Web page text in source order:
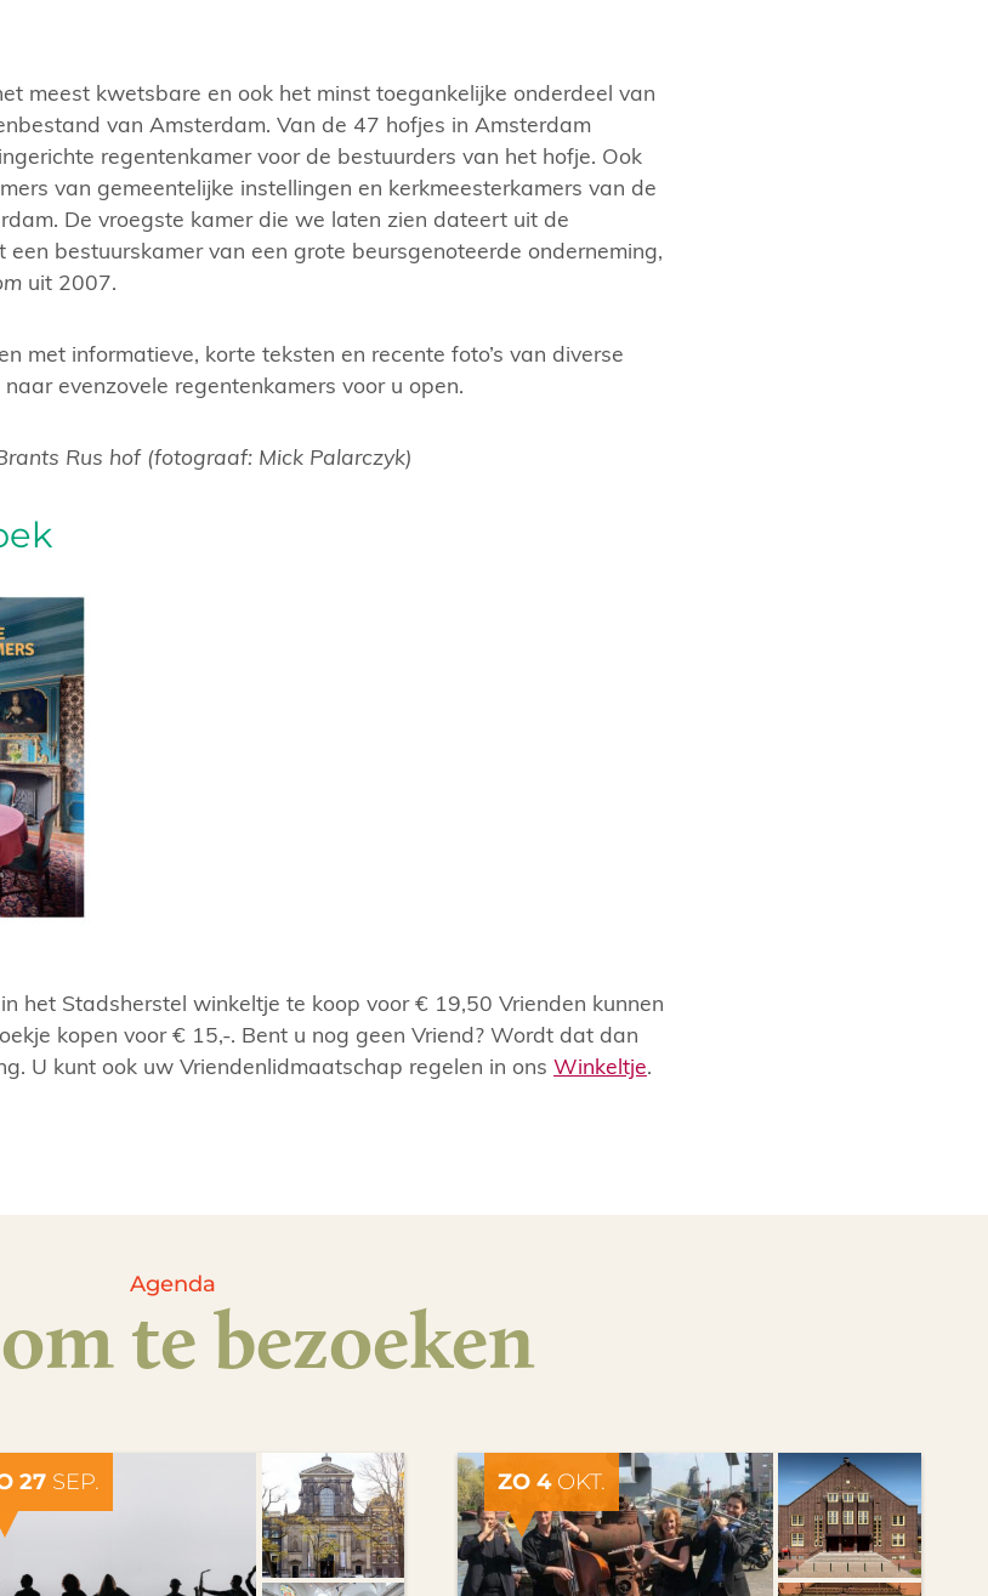
meest kwetsbare en ook het minst toegankelijke onderdeel van
van Amsterdam. Van de 47 hofjes in Amsterdam
regentenkamer voor de bestuurders van het hofje. Ook
van gemeentelijke instellingen en kerkmeesterkamers van de
De vroegste kamer die we laten zien dateert uit de
een bestuurskamer van een grote beursgenoteerde onderneming,
uit 2007.
met informatieve, korte teksten en recente foto’s van diverse
evenzovele regentenkamers voor u open.
Rus hof (fotograaf: Mick Palarczyk)
het Stadsherstel winkeltje te koop voor € 19,50 Vrienden kunnen
kopen voor € 15,-. Bent u nog geen Vriend? Wordt dat dan
U kunt ook uw Vriendenlidmaatschap regelen in ons Winkeltje.
Agenda
te bezoeken
27SEP. ZO 4OKT.